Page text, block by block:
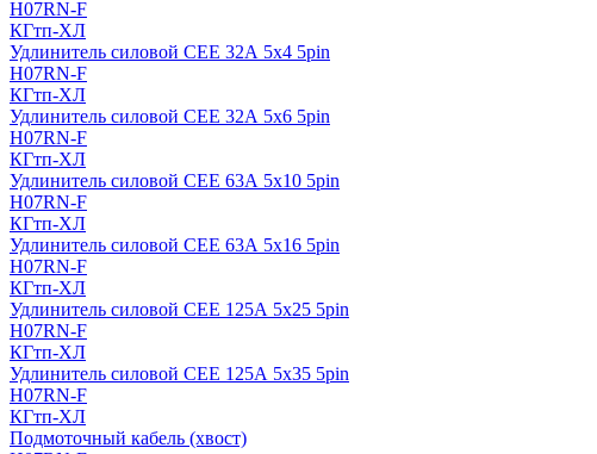
H07RN-F
КГтп-ХЛ
Удлинитель силовой CEE 32А 5x4 5pin
H07RN-F
КГтп-ХЛ
Удлинитель силовой CEE 32А 5x6 5pin
H07RN-F
КГтп-ХЛ
Удлинитель силовой CEE 63А 5x10 5pin
H07RN-F
КГтп-ХЛ
Удлинитель силовой CEE 63А 5x16 5pin
H07RN-F
КГтп-ХЛ
Удлинитель силовой CEE 125А 5x25 5pin
H07RN-F
КГтп-ХЛ
Удлинитель силовой CEE 125А 5x35 5pin
H07RN-F
КГтп-ХЛ
Подмоточный кабель (хвост)